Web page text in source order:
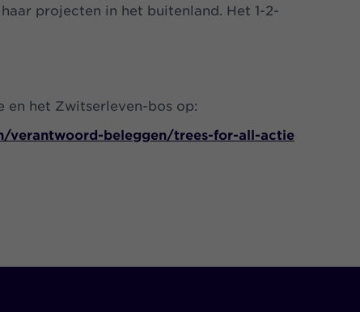
projecten in het buitenland. Het 1-2-
het Zwitserleven-bos op:
verantwoord-beleggen/trees-for-all-actie